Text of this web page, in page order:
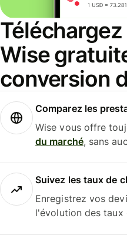
Wise
conversion
Comparez les
Wise vous offre
du marché, sans
Suivez les taux de
Enregistrez vos
l'évolution des taux